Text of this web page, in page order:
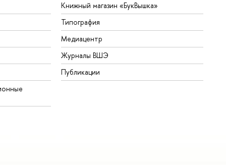
Книжный магазин «БукВышка»
Типография
Медиацентр
Журналы ВШЭ
Публикации